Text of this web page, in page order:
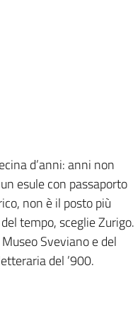
d’anni: anni non
esule con passaporto
non è il posto più
tempo, sceglie Zurigo.
Sveviano e del
del ’900.